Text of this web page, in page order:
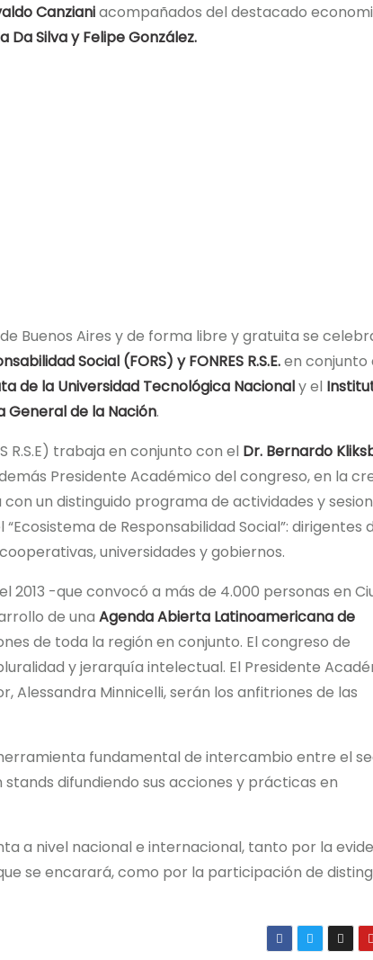
Canzianiacompañados del destacado
Da Silva y Felipe González.
Buenos Aires y de forma libre y gratuita se
Social (FORS) y FONRES R.S.E.en conjunto
de la Universidad Tecnológica Nacionaly el
General de la Nación.
R.S.E) trabaja en conjunto con el Dr. Bernardo
Presidente Académico del congreso, en la
un distinguido programa de actividades y
de Responsabilidad Social”: dirigentes
universidades y gobiernos.
2013 -que convocó a más de 4.000 personas en
de una Agenda Abierta Latinoamericana de
de toda la región en conjunto. El congreso de
y jerarquía intelectual. El Presidente
Alessandra Minnicelli, serán los anfitriones de las
fundamental de intercambio entre el
difundiendo sus acciones y prácticas en
a nivel nacional e internacional, tanto por la
se encarará, como por la participación de